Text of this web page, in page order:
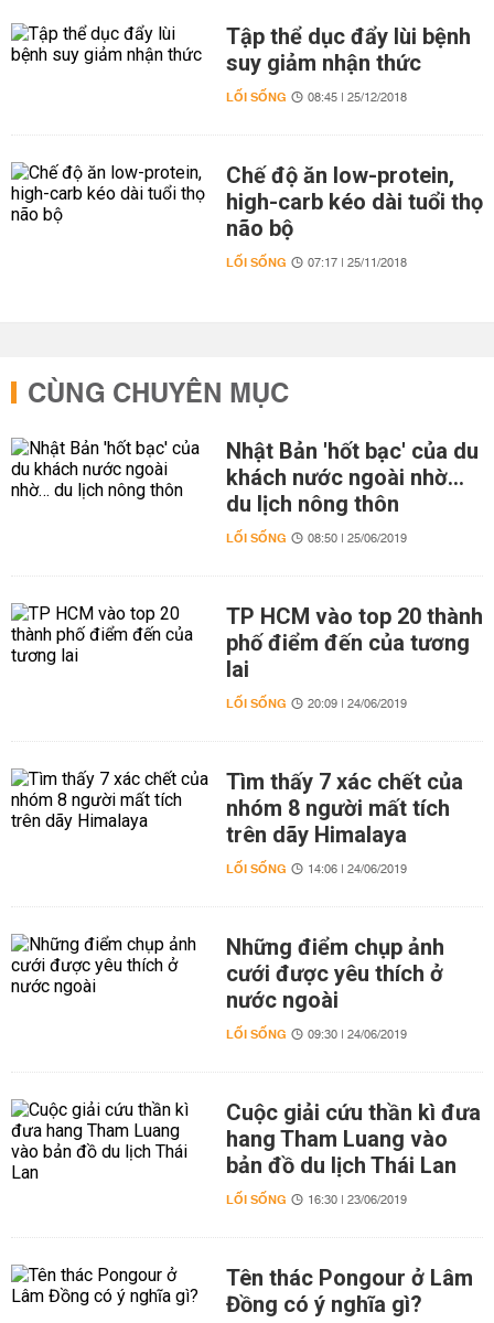
Tập thể dục đẩy lùi bệnh
suy giảm nhận thức
LỐI SỐNG 08:45 | 25/12/2018
Chế độ ăn low-protein,
high-carb kéo dài tuổi thọ
não bộ
LỐI SỐNG 07:17 | 25/11/2018
CÙNG CHUYÊN MỤC
Nhật Bản 'hốt bạc' của du
khách nước ngoài nhờ…
du lịch nông thôn
LỐI SỐNG 08:50 | 25/06/2019
TP HCM vào top 20 thành
phố điểm đến của tương
lai
LỐI SỐNG 20:09 | 24/06/2019
Tìm thấy 7 xác chết của
nhóm 8 người mất tích
trên dãy Himalaya
LỐI SỐNG 14:06 | 24/06/2019
Những điểm chụp ảnh
cưới được yêu thích ở
nước ngoài
LỐI SỐNG 09:30 | 24/06/2019
Cuộc giải cứu thần kì đưa
hang Tham Luang vào
bản đồ du lịch Thái Lan
LỐI SỐNG 16:30 | 23/06/2019
Tên thác Pongour ở Lâm
Đồng có ý nghĩa gì?